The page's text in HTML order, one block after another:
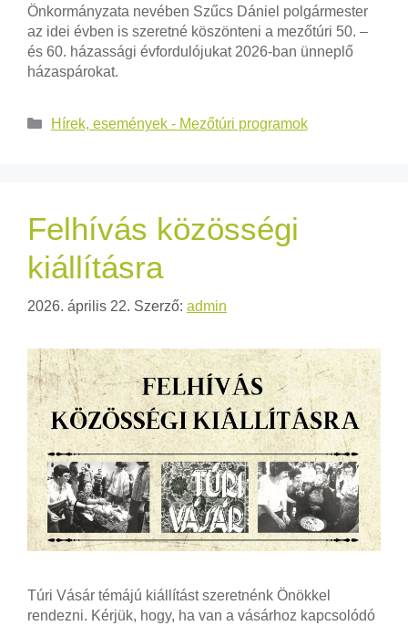
Önkormányzata nevében Szűcs Dániel polgármester
az idei évben is szeretné köszönteni a mezőtúri 50. –
és 60. házassági évfordulójukat 2026-ban ünneplő
házaspárokat.
Hírek, események - Mezőtúri programok
Felhívás közösségi
kiállításra
2026. április 22. Szerző: admin
Túri Vásár témájú kiállítást szeretnénk Önökkel
rendezni. Kérjük, hogy, ha van a vásárhoz kapcsolódó